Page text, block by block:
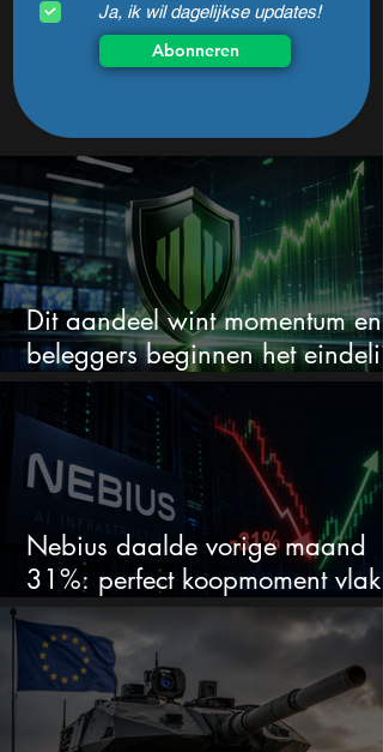
Ja, ik wil dagelijkse updates!
Abonneren
Dit aandeel wint momentum en
beleggers beginnen het eindelijk
te zien
Nebius daalde vorige maand
31%: perfect koopmoment vlak
voor kwartaalcijfers?